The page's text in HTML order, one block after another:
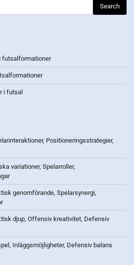
futsalformationer
i futsal
Positioneringsstrategier,
variationer, Spelarroller,
genomförande, Spelarsynergi,
djup, Offensiv kreativitet, Defensiv
Inläggsmöjligheter, Defensiv balans